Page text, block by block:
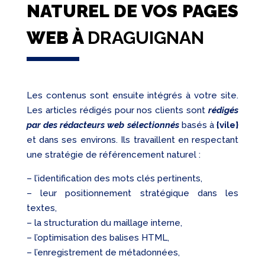
NATUREL DE VOS PAGES
WEB À DRAGUIGNAN
Les contenus sont ensuite intégrés à votre site.
Les articles rédigés pour nos clients sontrédigés
par des rédacteurs web sélectionnésbasés à{vile}
et dans ses environs. Ils travaillent en respectant
une stratégie de référencement naturel :
– l’identification des mots clés pertinents,
– leur positionnement stratégique dans les
textes,
– la structuration du maillage interne,
– l’optimisation des balises HTML,
– l’enregistrement de métadonnées,